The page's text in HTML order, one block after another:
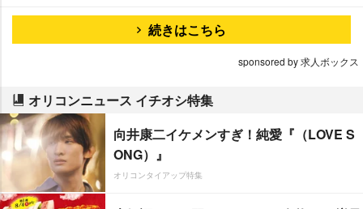
続きはこちら
sponsored by 求人ボックス
オリコンニュース イチオシ特集
向井康二イケメンすぎ！純愛『（LOVE S
ONG）』
オリコンタイアップ特集